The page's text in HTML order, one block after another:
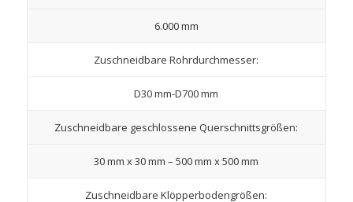
6.000 mm
Zuschneidbare Rohrdurchmesser:
D30 mm-D700 mm
Zuschneidbare geschlossene Querschnittsgrößen:
30 mm x 30 mm – 500 mm x 500 mm
Zuschneidbare Klöpperbodengrößen: